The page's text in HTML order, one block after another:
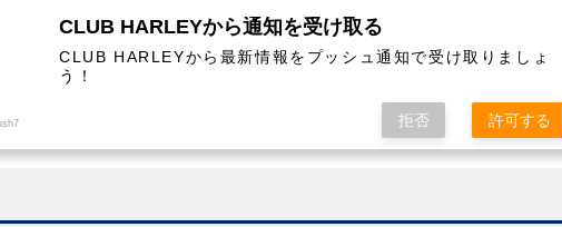
COLUMN
CLUB HARLEYから通知を受け取る
CLUB HARLEYから最新情報をプッシュ通知で受け取りましょ
う！
拒否 許可する